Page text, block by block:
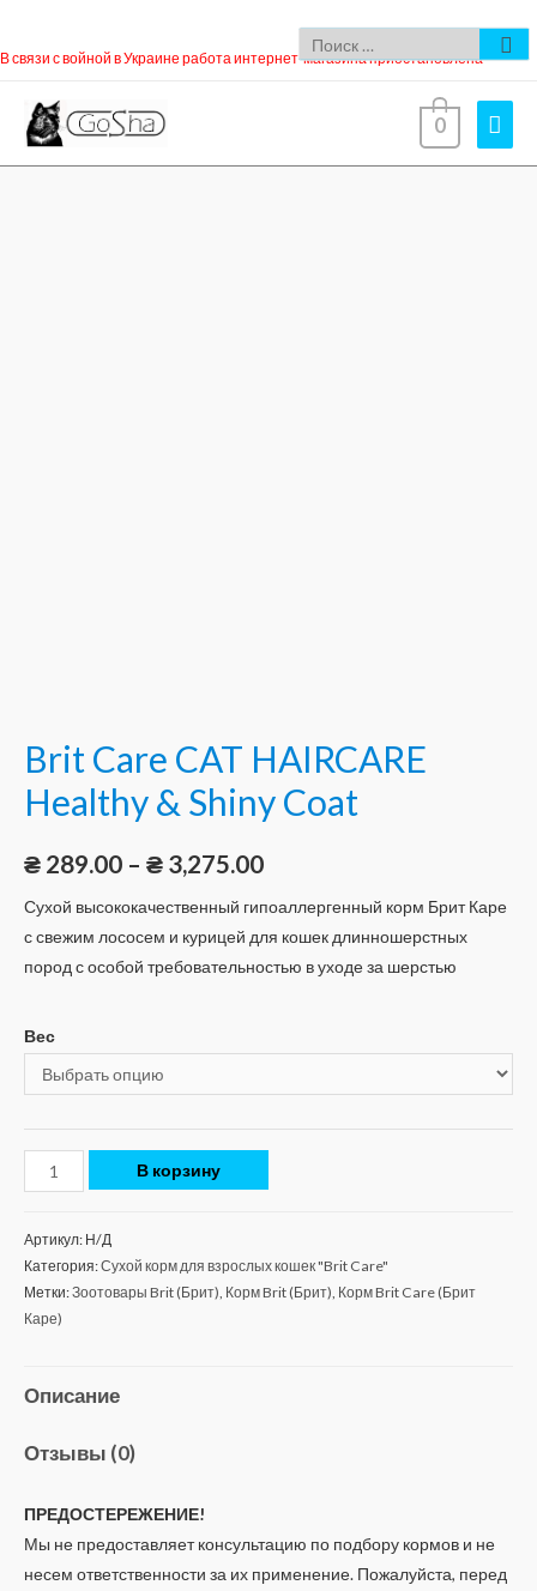
В связи с войной в Украине работа интернет-магазина приостановлена
0
Brit Care CAT HAIRCARE
Healthy & Shiny Coat
₴ 289.00 – ₴ 3,275.00
Сухой высококачественный гипоаллергенный корм Брит Каре
с свежим лососем и курицей для кошек длинношерстных
пород с особой требовательностью в уходе за шерстью
Вес
В корзину
Артикул: Н/Д
Категория:Сухой корм для взрослых кошек "Brit Care"
Метки:Зоотовары Brit (Брит), Корм Brit (Брит), Корм Brit Care (Брит
Каре)
Описание
Отзывы (0)
ПРЕДОСТЕРЕЖЕНИЕ!
Мы не предоставляет консультацию по подбору кормов и не
несем ответственности за их применение. Пожалуйста, перед